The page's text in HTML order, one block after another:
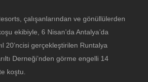
çalışanlarından ve gönüllülerden
ekibiyle, 6 Nisan’da Antalya’da
20’ncisi gerçekleştirilen Runtalya
Derneği’nden görme engelli 14
koştu.